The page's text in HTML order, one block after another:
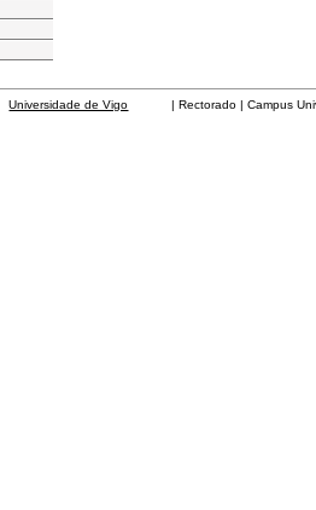
Universidade de Vigo | Rectorado | Campus